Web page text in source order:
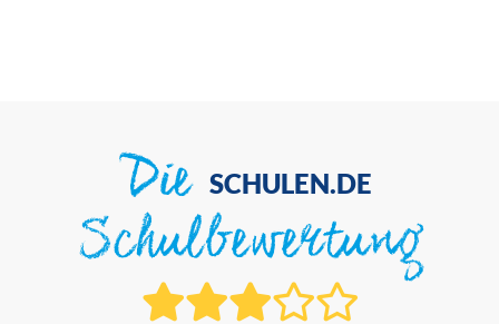
Die SCHULEN.DE
Schulbewertung